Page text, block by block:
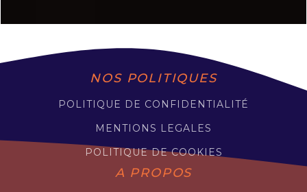
NOS POLITIQUES
POLITIQUE DE CONFIDENTIALITÉ
MENTIONS LEGALES
POLITIQUE DE COOKIES
A PROPOS